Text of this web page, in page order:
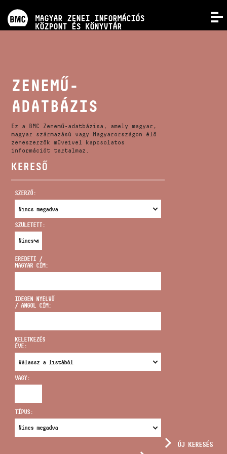
MAGYAR ZENEI INFORMÁCIÓS
KÖZPONT ÉS KÖNYVTÁR
KÉPZÉSEK
KIADVÁNYOK
RÓLUNK
VIDEÓ GALÉRIA
CÍM
infokozpont@bmc.hu
TELEFON
NYITVA TARTÁS
ZENEMŰ-
ADATBÁZIS
Ez a BMC Zenemű-adatbázisa, amely magyar,
magyar származású vagy Magyarországon élő
zeneszerzők műveivel kapcsolatos
információt tartalmaz.
KERESŐ
SZERZŐ:
SZÜLETETT:
EREDETI /
MAGYAR CÍM:
IDEGEN NYELVŰ
/ ANGOL CÍM:
KELETKEZÉS
ÉVE:
VAGY:
TÍPUS:
ÚJ KERESÉS